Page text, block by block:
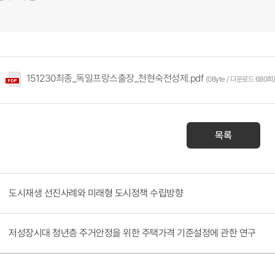
151230최종_독일프랑스출장_천현숙전성제.pdf (0Byte / 다운로드 680회)
목록
도시재생 선진사례와 미래형 도시정책 수립방향
저성장시대 청년층 주거안정을 위한 주택가격 기준설정에 관한 연구